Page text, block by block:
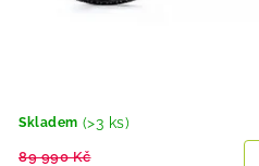
Skladem (>3 ks)
89 990 Kč